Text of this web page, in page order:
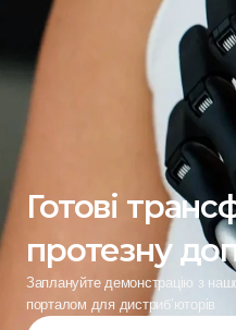
Готові
протезну
Заплануйте демонстрацію з
порталом для дистриб’юторів